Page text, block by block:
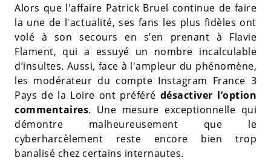
Alors que l'affaire Patrick Bruel continue de faire
la une de l'actualité, ses fans les plus fidèles ont
volé à son secours en s’en prenant à Flavie
Flament, qui a essuyé un nombre incalculable
d’insultes. Aussi, face à l'ampleur du phénomène,
les modérateur du compte Instagram France 3
Pays de la Loire ont préféré désactiver l’option
commentaires. Une mesure exceptionnelle qui
démontre malheureusement que le
cyberharcèlement reste encore bien trop
banalisé chez certains internautes.